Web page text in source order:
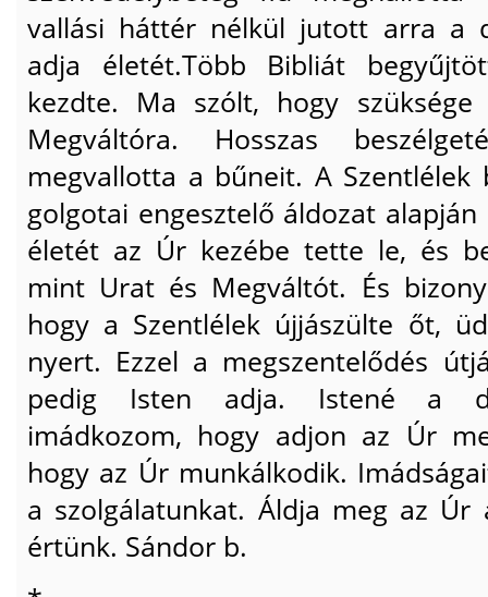
vallási háttér nélkül jutott arra a
adja életét.Több Bibliát
kezdte. Ma szólt, hogy
Megváltóra. Hosszas
megvallotta a bűneit. A
golgotai engesztelő áldozat
életét az Úr kezébe tette le, és
mint Urat és Megváltót. És
hogy a Szentlélek újjászülte őt,
nyert. Ezzel a megszentelődés
pedig Isten adja. Istené a
imádkozom, hogy adjon az Úr
hogy az Úr munkálkodik.
a szolgálatunkat. Áldja meg az Úr
értünk. Sándor b.